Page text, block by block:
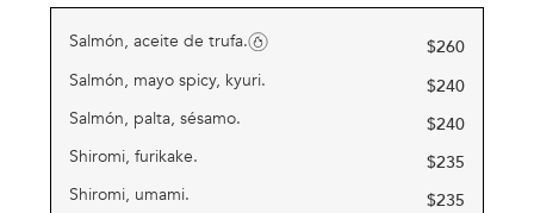
Salmón, aceite de trufa. $260
Salmón, mayo spicy, kyuri.
$240
Salmón, palta, sésamo.
$240
Shiromi, furikake.
$235
Shiromi, umami.
$235